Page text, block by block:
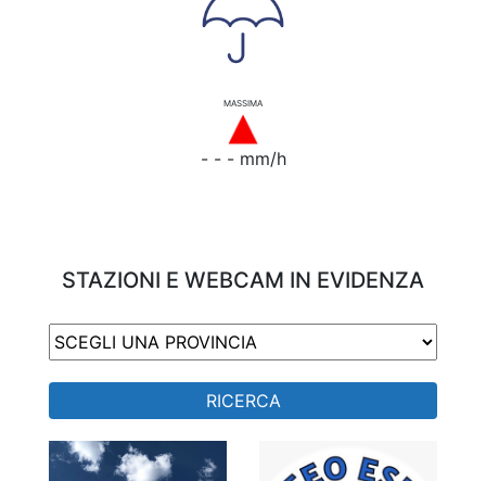
MASSIMA
- - - mm/h
STAZIONI E WEBCAM IN EVIDENZA
RICERCA